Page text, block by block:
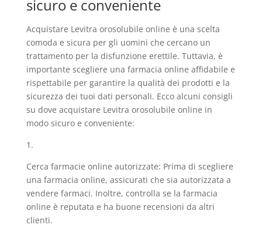
sicuro e conveniente
Acquistare Levitra orosolubile online è una scelta
comoda e sicura per gli uomini che cercano un
trattamento per la disfunzione erettile. Tuttavia, è
importante scegliere una farmacia online affidabile e
rispettabile per garantire la qualità dei prodotti e la
sicurezza dei tuoi dati personali. Ecco alcuni consigli
su dove acquistare Levitra orosolubile online in
modo sicuro e conveniente:
1.
Cerca farmacie online autorizzate: Prima di scegliere
una farmacia online, assicurati che sia autorizzata a
vendere farmaci. Inoltre, controlla se la farmacia
online è reputata e ha buone recensioni da altri
clienti.